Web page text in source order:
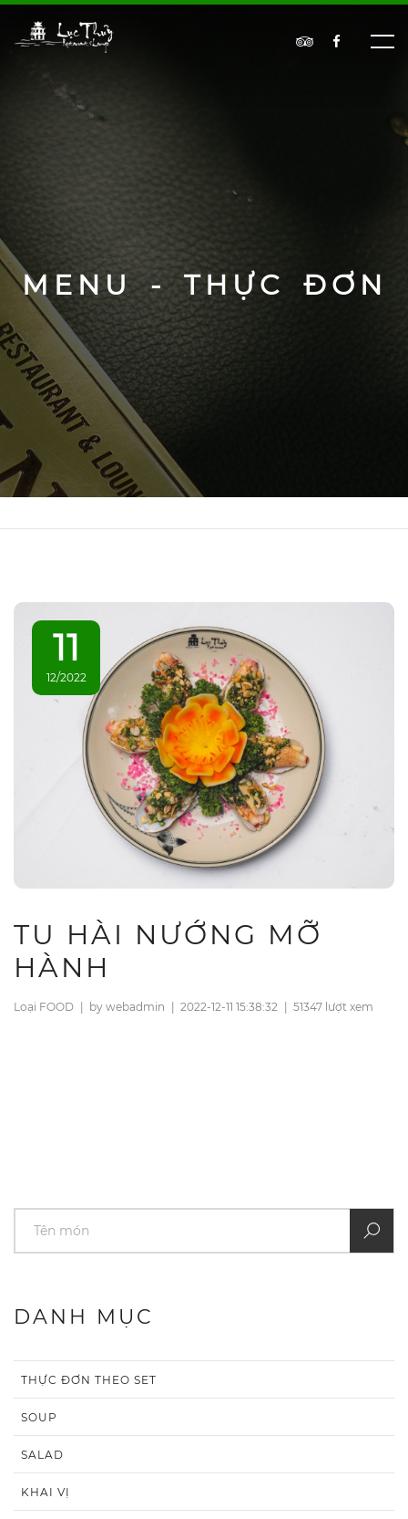
MENU - THỰC ĐƠN
11
12/2022
TU HÀI NƯỚNG MỠ
HÀNH
Loại FOOD | by webadmin | 2022-12-11 15:38:32 | 51347 lượt xem
DANH MỤC
THỰC ĐƠN THEO SET
SOUP
SALAD
KHAI VỊ